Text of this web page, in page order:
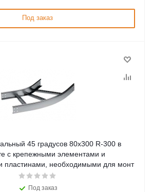
Под заказ
45 градусов 80x300 R-300 в
с крепежными элементами и
пластинами, необходимыми для монт
Под заказ